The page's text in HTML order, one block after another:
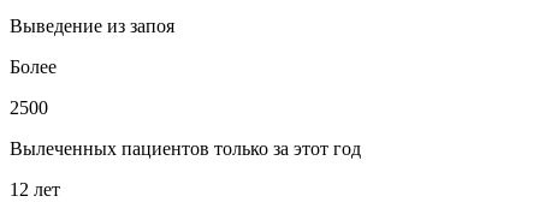
Выведение из запоя
Более
2500
Вылеченных пациентов только за этот год
12 лет